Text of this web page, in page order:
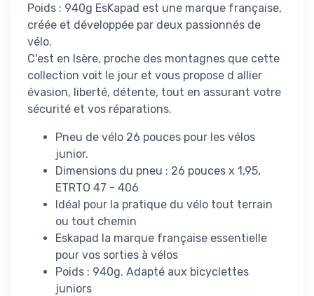
Poids : 940g EsKapad est une marque française,
créée et développée par deux passionnés de
vélo.
C'est en Isère, proche des montagnes que cette
collection voit le jour et vous propose d allier
évasion, liberté, détente, tout en assurant votre
sécurité et vos réparations.
Pneu de vélo 26 pouces pour les vélos
junior.
Dimensions du pneu : 26 pouces x 1,95,
ETRTO 47 - 406
Idéal pour la pratique du vélo tout terrain
ou tout chemin
Eskapad la marque française essentielle
pour vos sorties à vélos
Poids : 940g. Adapté aux bicyclettes
juniors